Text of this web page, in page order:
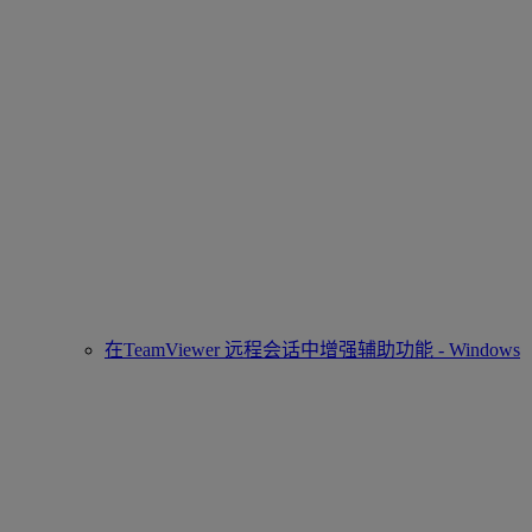
在TeamViewer 远程会话中增强辅助功能 - Windows